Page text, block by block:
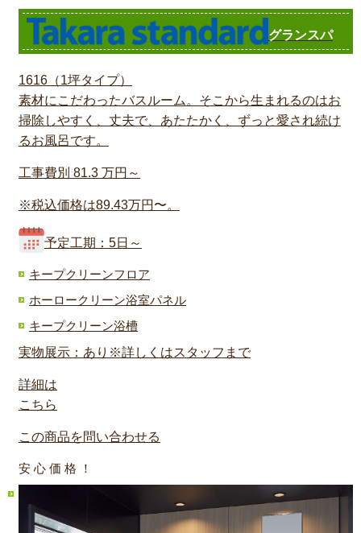
グランスパ
1616（1坪タイプ）
素材にこだわったバスルーム。そこから生まれるのはお
掃除しやすく、丈夫で、あたたかく、ずっと愛され続け
るお風呂です。
工事費別 81.3 万円～
※税込価格は89.43万円〜。
予定工期：5日～
キープクリーンフロア
ホーロークリーン浴室パネル
キープクリーン浴槽
実物展示：あり※詳しくはスタッフまで
詳細は
こちら
この商品を問い合わせる
安 心 価 格 ！